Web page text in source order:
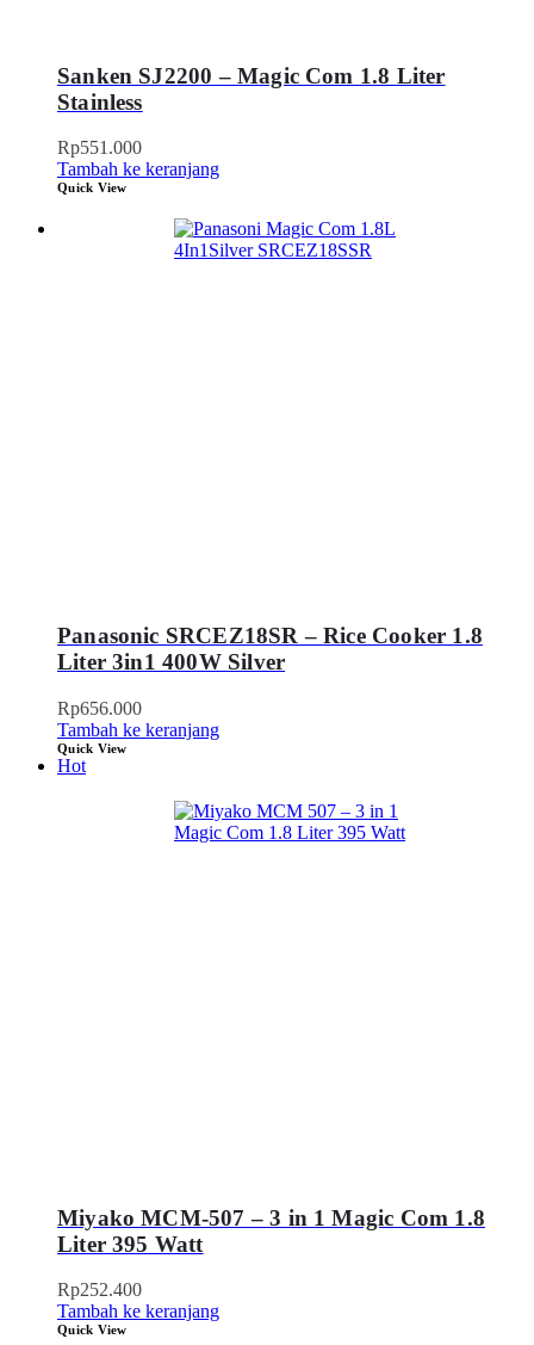
Sanken SJ2200 – Magic Com 1.8 Liter
Stainless
Rp551.000
Tambah ke keranjang
Quick View
Panasonic SRCEZ18SR – Rice Cooker 1.8
Liter 3in1 400W Silver
Rp656.000
Tambah ke keranjang
Quick View
Hot
Miyako MCM-507 – 3 in 1 Magic Com 1.8
Liter 395 Watt
Rp252.400
Tambah ke keranjang
Quick View